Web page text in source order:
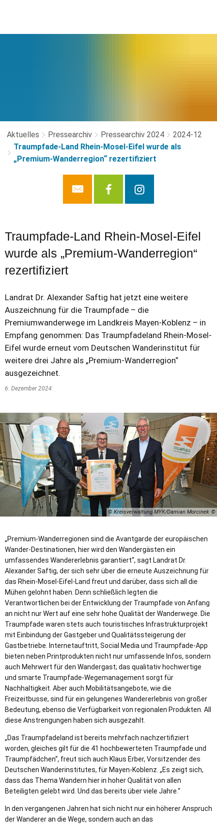
Aktuelles Pressearchiv Pressearchiv 2024
2024-12
Traumpfade-Land Rhein-Mosel-Eifel wurde als
„Premium-Wanderregion“ rezertifiziert
Traumpfade-Land Rhein-Mosel-Eifel
wurde als „Premium-Wanderregion“
rezertifiziert
Landrat Dr. Alexander Saftig hat jetzt eine weitere
Auszeichnung für die Traumpfade – die
Premiumwanderwege im Landkreis Mayen-Koblenz – in
Empfang genommen: Das Traumpfadeland Rhein-Mosel-
Eifel wurde erneut vom Deutschen Wanderinstitut für
weitere drei Jahre als „Premium-Wanderregion“
ausgezeichnet.
6. Dezember 2024
© Kreisverwaltung MYK/Damian Morcinek
„Premium-Wanderregionen sind die Avantgarde der europäischen
Wander-Destinationen, hier wird den Wandergästen ein
umfassendes Wandererlebnis garantiert“, sagt Landrat Dr.
Alexander Saftig, der sich sehr über die erneute Auszeichnung für
das Rhein-Mosel-Eifel-Land freut und darüber, dass sich all die
Mühen gelohnt haben. Denn schließlich legten die
Verantwortlichen bei der Entwicklung der Traumpfade von Anfang
an nicht nur Wert auf eine sehr hohe Qualität der Wanderwege. Die
Traumpfade waren stets auch touristisches Infrastrukturprojekt
mit Einbindung der Gastgeber und Qualitätssteigerung der
Gastbetriebe. Internetauftritt, Social Media und Traumpfade-App
bieten neben Printprodukten nicht nur umfassende Infos, sondern
auch Mehrwert für den Wandergast; das qualitativ hochwertige
und smarte Traumpfade-Wegemanagement sorgt für
Nachhaltigkeit. Aber auch Mobilitätsangebote, wie die
Freizeitbusse, sind für ein gelungenes Wandererlebnis von großer
Bedeutung, ebenso die Verfügbarkeit von regionalen Produkten. All
diese Anstrengungen haben sich ausgezahlt.
„Das Traumpfadeland ist bereits mehrfach nachzertifiziert
worden, gleiches gilt für die 41 hochbewerteten Traumpfade und
Traumpfädchen“, freut sich auch Klaus Erber, Vorsitzender des
Deutschen Wanderinstitutes, für Mayen-Koblenz. „Es zeigt sich,
dass das Thema Wandern hier in hoher Qualität von allen
Beteiligten gelebt wird. Und das bereits über viele Jahre.“
In den vergangenen Jahren hat sich nicht nur ein höherer Anspruch
der Wanderer an die Wege, sondern auch an das